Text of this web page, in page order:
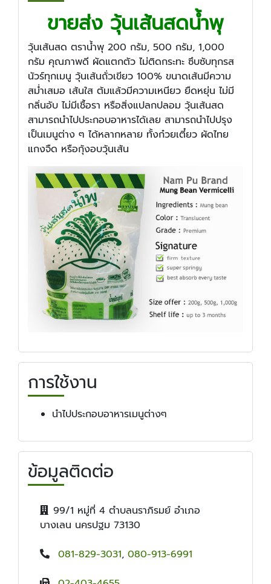
ขายส่ง วุ้นเส้นสดน้ำพุ
วุ้นเส้นสด ตราน้ำพุ 200 กรัม, 500 กรัม, 1,000
กรัม คุณภาพดี ผัดแตกตัว ไม่ติดกระทะ ซึบซับทุกรส
นัวร์ทุกเมนู วุ้นเส้นถั่วเขียว 100% ขนาดเส้นมีความ
สม่ำเสมอ เส้นใส ต้มแล้วมีความเหนียว ยืดหยุ่น ไม่มี
กลิ่นอับ ไม่มีเชื้อรา หรือสิ่งแปลกปลอม วุ้นเส้นสด
สามารถนำไปประกอบอาหารได้เลย สามารถนำไปปรุง
เป็นเมนูต่าง ๆ ได้หลากหลาย ทั้งก๋วยเตี๋ยว ผัดไทย
แกงจืด หรือกุ้งอบวุ้นเส้น
การใช้งาน
นำไปประกอบอาหารเมนูต่างๆ
ข้อมูลติดต่อ
99/1 หมู่ที่ 4 ตำบลนราภิรมย์ อำเภอ
บางเลน นครปฐม 73130
081-829-3031, 080-913-6991